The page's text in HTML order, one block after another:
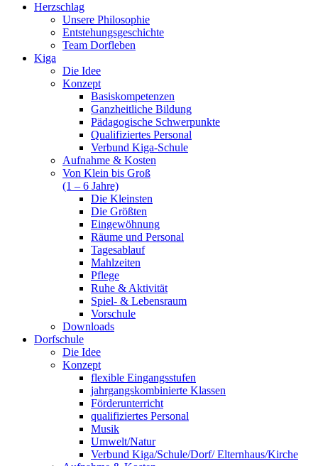
Herzschlag
Unsere Philosophie
Entstehungsgeschichte
Team Dorfleben
Kiga
Die Idee
Konzept
Basiskompetenzen
Ganzheitliche Bildung
Pädagogische Schwerpunkte
Qualifiziertes Personal
Verbund Kiga-Schule
Aufnahme & Kosten
Von Klein bis Groß
(1 – 6 Jahre)
Die Kleinsten
Die Größten
Eingewöhnung
Räume und Personal
Tagesablauf
Mahlzeiten
Pflege
Ruhe & Aktivität
Spiel- & Lebensraum
Vorschule
Downloads
Dorfschule
Die Idee
Konzept
flexible Eingangsstufen
jahrgangskombinierte Klassen
Förderunterricht
qualifiziertes Personal
Musik
Umwelt/Natur
Verbund Kiga/Schule/Dorf/ Elternhaus/Kirche